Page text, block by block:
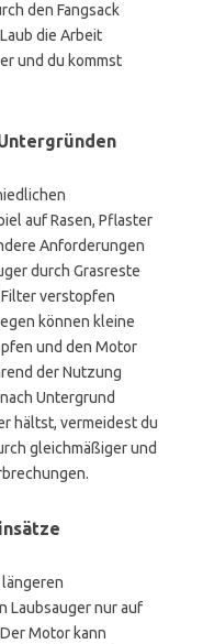
den Fangsack
die Arbeit
und du kommst
auf Rasen, Pflaster
Anforderungen
durch Grasreste
verstopfen
können kleine
und den Motor
der Nutzung
Untergrund
hältst, vermeidest du
gleichmäßiger und
Laubsauger nur auf
Motor kann